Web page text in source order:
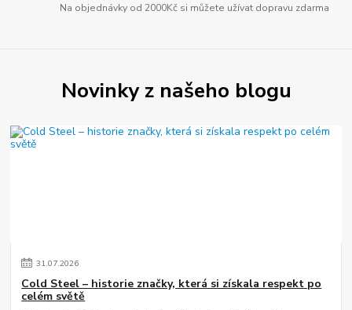
Na objednávky od 2000Kč si můžete užívat dopravu zdarma
Novinky z našeho blogu
31.07.2026
Cold Steel – historie značky, která si získala respekt po
celém světě